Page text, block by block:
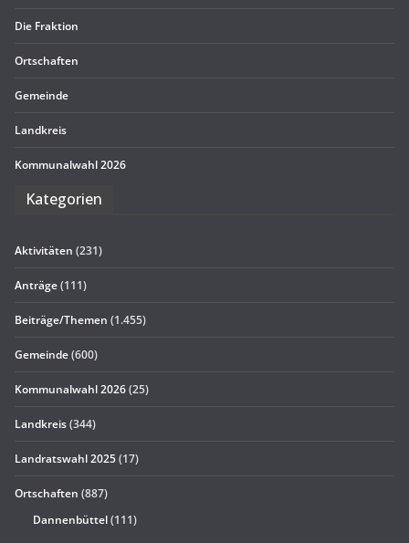
Die Frak­tion
Ort­schaf­ten
Gemeinde
Land­kreis
Kom­mu­nal­wahl 2026
Kate­go­rien
Aktivitäten (231)
Anträge(111)
Beiträge/Themen (1.455)
Gemeinde(600)
Kommunalwahl 2026(25)
Landkreis(344)
Landratswahl 2025(17)
Ortschaften (887)
Dannenbüttel(111)